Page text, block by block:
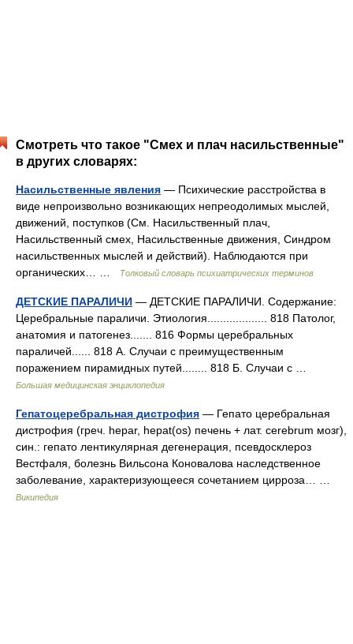
Смотреть что такое "Смех и плач насильственные"
в других словарях:
Насильственные явления — Психические расстройства в
виде непроизвольно возникающих непреодолимых мыслей,
движений, поступков (См. Насильственный плач,
Насильственный смех, Насильственные движения, Синдром
насильственных мыслей и действий). Наблюдаются при
органических… …
Толковый словарь психиатрических терминов
ДЕТСКИЕ ПАРАЛИЧИ — ДЕТСКИЕ ПАРАЛИЧИ. Содержание:
Церебральные параличи. Этиология................... 818 Патолог,
анатомия и патогенез....... 816 Формы церебральных
параличей...... 818 А. Случаи с преимущественным
поражением пирамидных путей........ 818 Б. Случаи с …
Большая медицинская энциклопедия
Гепатоцеребральная дистрофия — Гепато церебральная
дистрофия (греч. hepar, hepat(os) печень + лат. cerebrum мозг),
син.: гепато лентикулярная дегенерация, псевдосклероз
Вестфаля, болезнь Вильсона Коновалова наследственное
заболевание, характеризующееся сочетанием цирроза… …
Википедия